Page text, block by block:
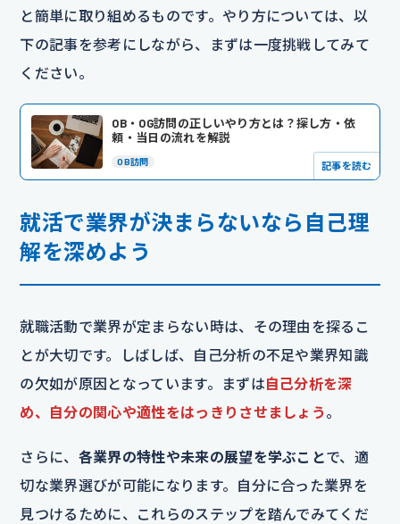
と簡単に取り組めるものです。やり方については、以
下の記事を参考にしながら、まずは一度挑戦してみて
ください。
OB・OG訪問の正しいやり方とは？探し方・依
頼・当日の流れを解説
OB訪問 記事を読む
就活で業界が決まらないなら自己理
解を深めよう
就職活動で業界が定まらない時は、その理由を探るこ
とが大切です。しばしば、自己分析の不足や業界知識
の欠如が原因となっています。まずは自己分析を深
め、自分の関心や適性をはっきりさせましょう 。
さらに、 各業界の特性や未来の展望を学ぶことで、適
切な業界選びが可能になります。自分に合った業界を
見つけるために、これらのステップを踏んでみてくだ